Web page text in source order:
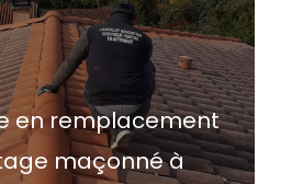
en remplacement
maçonné à